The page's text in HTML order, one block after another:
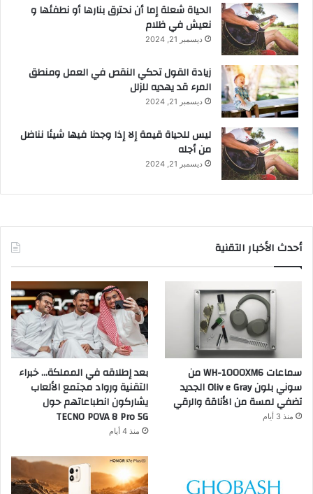
الحياة شعلة إما أن نحترق بنارها أو نطفئها و
نعيش في ظلام
ديسمبر 21, 2024
زيادة القول تحكي النقص في العمل ومنطق
المرء قد يهديه للزلل
ديسمبر 21, 2024
ليس للحياة قيمة إلا إذا وجدنا فيها شيئا نناضل
من أجله
ديسمبر 21, 2024
أحدث الأخبار التقنية
سماعات WH-1000XM6 من
سوني بلون Oliv e Gray الجديد
تضفي لمسة من الأناقة والرقي
منذ 3 أيام
بعد إطلاقه في المملكة… خبراء
التقنية ورواد مجتمع الألعاب
يشاركون انطباعاتهم حول
TECNO POVA 8 Pro 5G
منذ 4 أيام